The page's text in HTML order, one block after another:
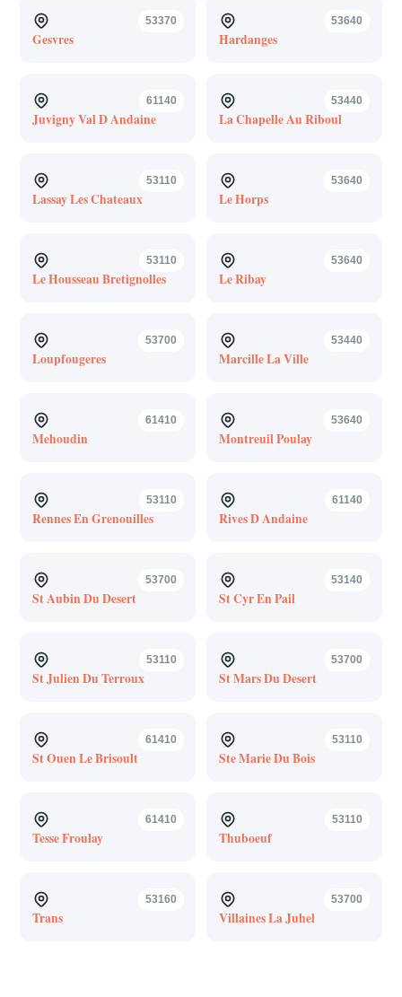
53370
Gesvres
53640
Hardanges
61140
Juvigny Val D Andaine
53440
La Chapelle Au Riboul
53110
Lassay Les Chateaux
53640
Le Horps
53110
Le Housseau Bretignolles
53640
Le Ribay
53700
Loupfougeres
53440
Marcille La Ville
61410
Mehoudin
53640
Montreuil Poulay
53110
Rennes En Grenouilles
61140
Rives D Andaine
53700
St Aubin Du Desert
53140
St Cyr En Pail
53110
St Julien Du Terroux
53700
St Mars Du Desert
61410
St Ouen Le Brisoult
53110
Ste Marie Du Bois
61410
Tesse Froulay
53110
Thuboeuf
53160
Trans
53700
Villaines La Juhel